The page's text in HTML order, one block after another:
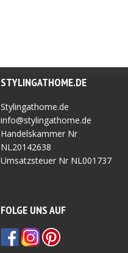
STYLINGATHOME.DE
Stylingathome.de
info@stylingathome.de
Handelskammer Nr
NL20142638
Umsatzsteuer Nr NL001737
FOLGE UNS AUF